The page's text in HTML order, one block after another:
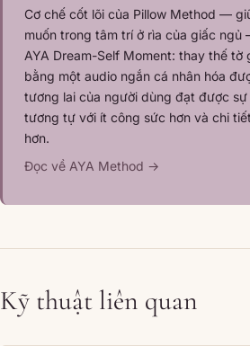
Cơ chế cốt lõi của Pillow Method —
muốn trong tâm trí ở rìa của giấc
AYA Dream-Self Moment: thay thế tờ
bằng một audio ngắn cá nhân hóa
tương lai của người dùng đạt được
tương tự với ít công sức hơn và chi
hơn.
Đọc về AYA Method →
Kỹ thuật liên quan